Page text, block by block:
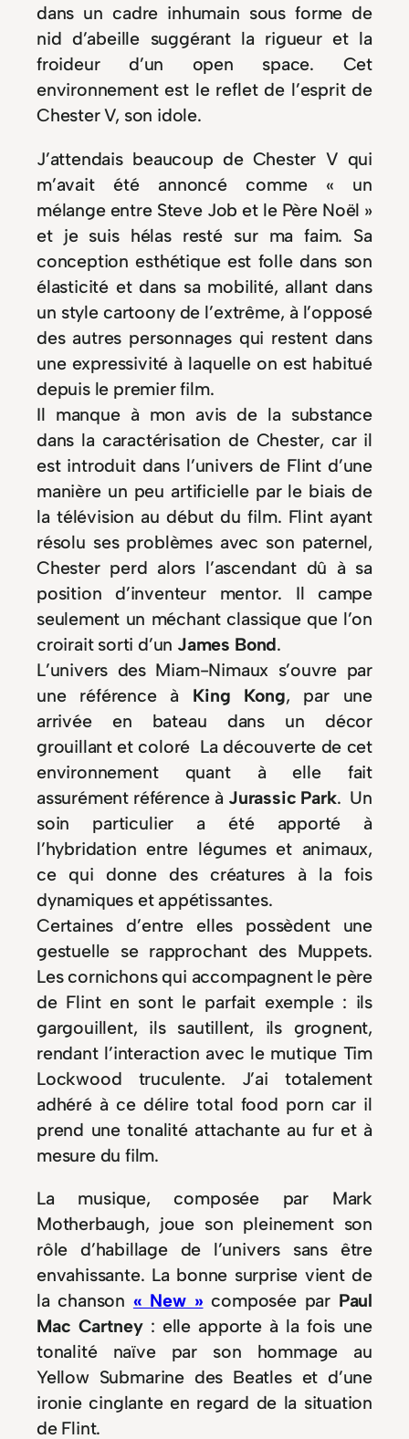
dans un cadre inhumain sous forme de
nid d’abeille suggérant la rigueur et la
froideur d’un open space. Cet
environnement est le reflet de l’esprit de
Chester V, son idole.
J’attendais beaucoup de Chester V qui
m’avait été annoncé comme « un
mélange entre Steve Job et le Père Noël »
et je suis hélas resté sur ma faim. Sa
conception esthétique est folle dans son
élasticité et dans sa mobilité, allant dans
un style cartoony de l’extrême, à l’opposé
des autres personnages qui restent dans
une expressivité à laquelle on est habitué
depuis le premier film.
Il manque à mon avis de la substance
dans la caractérisation de Chester, car il
est introduit dans l’univers de Flint d’une
manière un peu artificielle par le biais de
la télévision au début du film. Flint ayant
résolu ses problèmes avec son paternel,
Chester perd alors l’ascendant dû à sa
position d’inventeur mentor. Il campe
seulement un méchant classique que l’on
croirait sorti d’un James Bond.
L’univers des Miam-Nimaux s’ouvre par
une référence à King Kong, par une
arrivée en bateau dans un décor
grouillant et coloré La découverte de cet
environnement quant à elle fait
assurément référence à Jurassic Park. Un
soin particulier a été apporté à
l’hybridation entre légumes et animaux,
ce qui donne des créatures à la fois
dynamiques et appétissantes.
Certaines d’entre elles possèdent une
gestuelle se rapprochant des Muppets.
Les cornichons qui accompagnent le père
de Flint en sont le parfait exemple : ils
gargouillent, ils sautillent, ils grognent,
rendant l’interaction avec le mutique Tim
Lockwood truculente. J’ai totalement
adhéré à ce délire total food porn car il
prend une tonalité attachante au fur et à
mesure du film.
La musique, composée par Mark
Motherbaugh, joue son pleinement son
rôle d’habillage de l’univers sans être
envahissante. La bonne surprise vient de
la chanson « New » composée par Paul
Mac Cartney: elle apporte à la fois une
tonalité naïve par son hommage au
Yellow Submarine des Beatles et d’une
ironie cinglante en regard de la situation
de Flint.